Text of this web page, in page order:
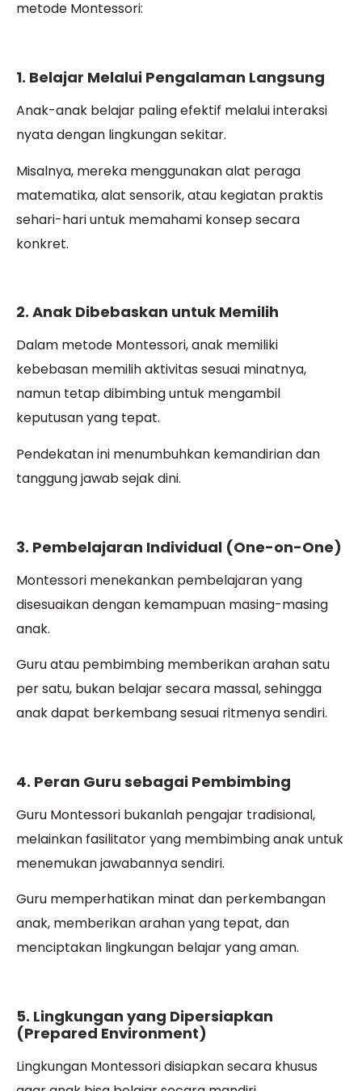
metode Montessori:
1. Belajar Melalui Pengalaman Langsung
Anak-anak belajar paling efektif melalui interaksi
nyata dengan lingkungan sekitar.
Misalnya, mereka menggunakan alat peraga
matematika, alat sensorik, atau kegiatan praktis
sehari-hari untuk memahami konsep secara
konkret.
2. Anak Dibebaskan untuk Memilih
Dalam metode Montessori, anak memiliki
kebebasan memilih aktivitas sesuai minatnya,
namun tetap dibimbing untuk mengambil
keputusan yang tepat.
Pendekatan ini menumbuhkan kemandirian dan
tanggung jawab sejak dini.
3. Pembelajaran Individual (One-on-One)
Montessori menekankan pembelajaran yang
disesuaikan dengan kemampuan masing-masing
anak.
Guru atau pembimbing memberikan arahan satu
per satu, bukan belajar secara massal, sehingga
anak dapat berkembang sesuai ritmenya sendiri.
4. Peran Guru sebagai Pembimbing
Guru Montessori bukanlah pengajar tradisional,
melainkan fasilitator yang membimbing anak untuk
menemukan jawabannya sendiri.
Guru memperhatikan minat dan perkembangan
anak, memberikan arahan yang tepat, dan
menciptakan lingkungan belajar yang aman.
5. Lingkungan yang Dipersiapkan
(Prepared Environment)
Lingkungan Montessori disiapkan secara khusus